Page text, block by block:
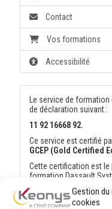
Gestion
cookies
Contact
Vos formations
Accessibilité
Le service de
de déclaration suivant :
11 92 16668 92.
Ce service est certifié
GCEP (Gold Certified
Cette certification est le
formation Dassault